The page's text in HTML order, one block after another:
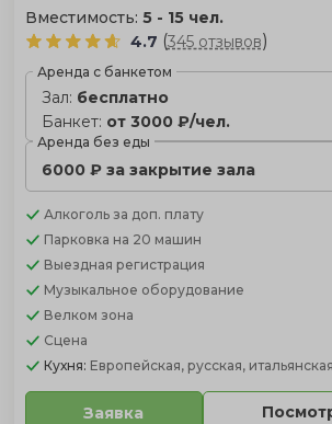
Вместимость: 5 - 15 чел.
4.7 (345 отзывов)
Аренда с банкетом
Зал: бесплатно
Банкет: от 3000 ₽/чел.
Аренда без еды
6000 ₽ за закрытие зала
Алкоголь за доп. плату
Парковка на 20 машин
Выездная регистрация
Музыкальное оборудование
Велком зона
Сцена
Кухня: Европейская, русская,
Заявка